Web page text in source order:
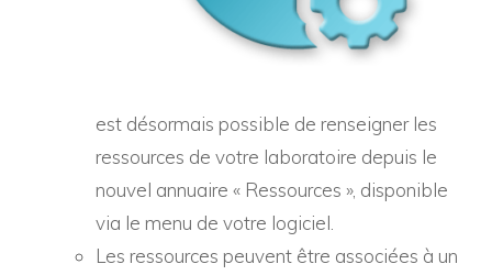
est désormais possible de renseigner les
ressources de votre laboratoire depuis le
nouvel annuaire « Ressources », disponible
via le menu de votre logiciel.
Les ressources peuvent être associées à un